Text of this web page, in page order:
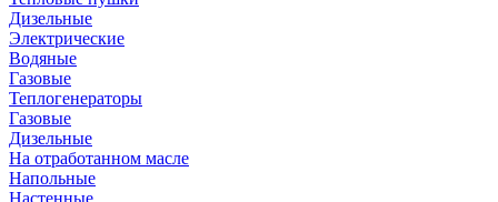
Дизельные
Электрические
Водяные
Газовые
Теплогенераторы
Газовые
Дизельные
На отработанном масле
Напольные
Настенные